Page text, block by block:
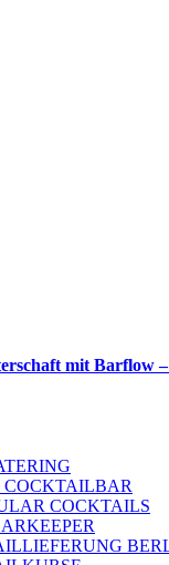
mit Barflow
COCKTAILS